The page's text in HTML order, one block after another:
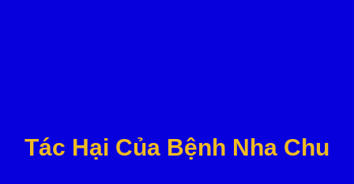
Tác Hại Của Bệnh Nha Chu